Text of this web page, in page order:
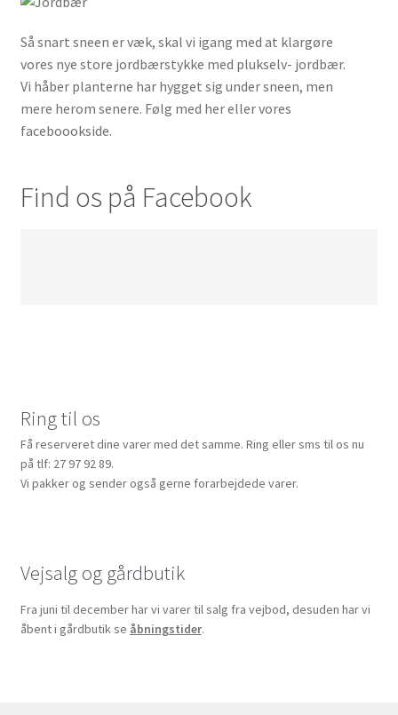
Så snart sneen er væk, skal vi igang med at klargøre
vores nye store jordbærstykke med plukselv- jordbær.
Vi håber planterne har hygget sig under sneen, men
mere herom senere. Følg med her eller vores
faceboookside.
Find os på Facebook
Ring til os
Få reserveret dine varer med det samme. Ring eller sms til os nu
på tlf: 27 97 92 89.
Vi pakker og sender også gerne forarbejdede varer.
Vejsalg og gårdbutik
Fra juni til december har vi varer til salg fra vejbod, desuden har vi
åbent i gårdbutik se åbningstider.